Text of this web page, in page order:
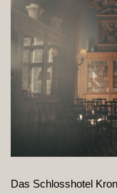
Das Schlosshotel